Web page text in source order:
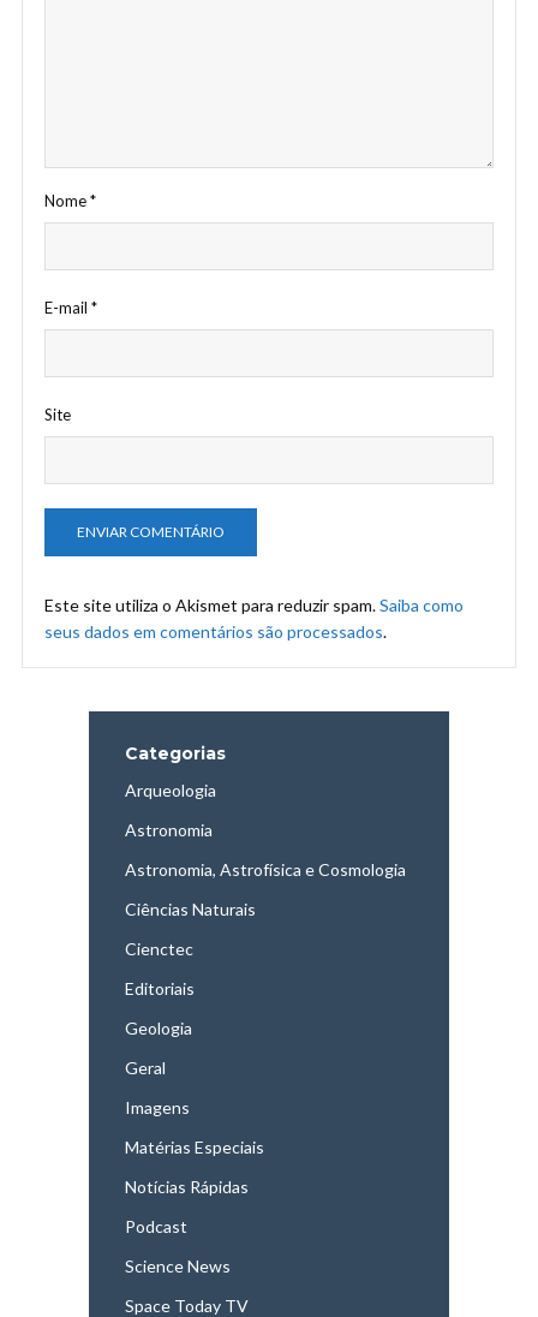
Nome*
E-mail *
Site
Este site utiliza o Akismet para reduzir spam.Saiba como
seus dados em comentários são processados.
Categorias
Arqueologia
Astronomia
Astronomia, Astrofísica e Cosmologia
Ciências Naturais
Cienctec
Editoriais
Geologia
Geral
Imagens
Matérias Especiais
Notícias Rápidas
Podcast
Science News
Space Today TV